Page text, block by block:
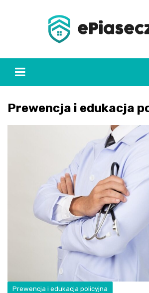
Prewencja i edukacja
Prewencja i edukacja policyjna